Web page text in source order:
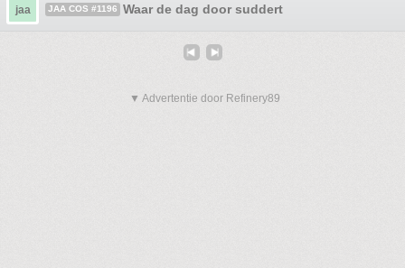
jaa JAA COS #1196 Waar de dag door suddert
▼ Advertentie door Refinery89